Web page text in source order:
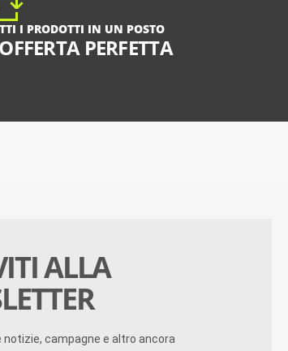
I PRODOTTI IN UN POSTO
PERFETTA
ALLA
notizie, campagne e altro ancora